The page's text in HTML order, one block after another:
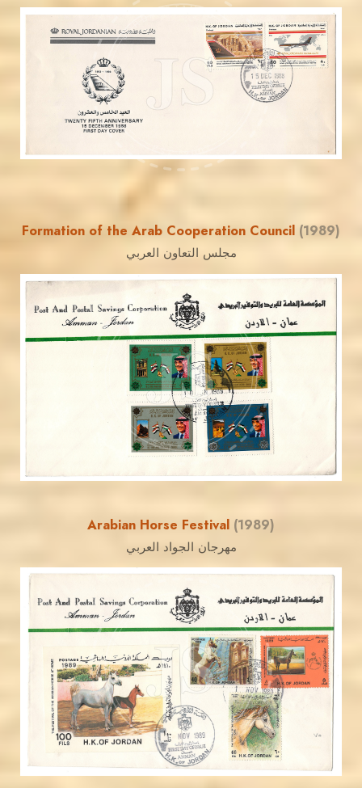
JS
JORDANSTAMPS.COM
Formation of the Arab Cooperation Council (1989)
مجلس التعاون العربي
JS
JORDANSTAMPS.COM
EST. 2007
Arabian Horse Festival (1989)
مهرجان الجواد العربي
JS
JORDANSTAMPS.COM
EST. 2007